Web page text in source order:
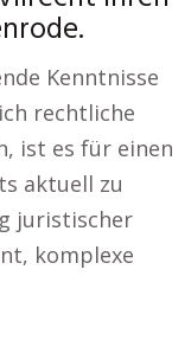
Kenntnisse
rechtliche
ist es für einen
aktuell zu
juristischer
komplexe